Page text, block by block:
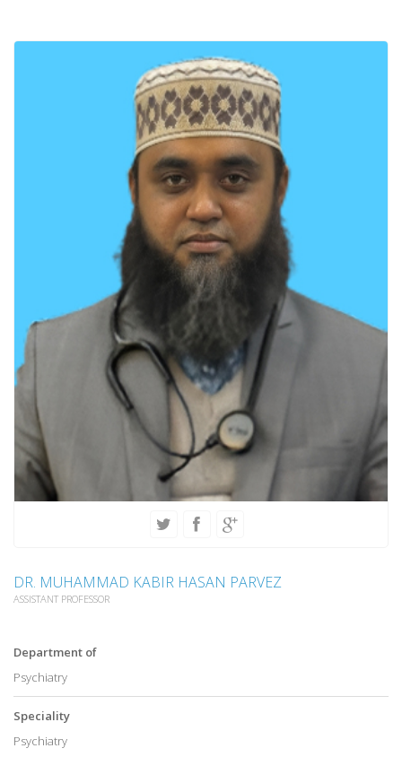
DR. MUHAMMAD KABIR HASAN PARVEZ
ASSISTANT PROFESSOR
Department of
Psychiatry
Speciality
Psychiatry